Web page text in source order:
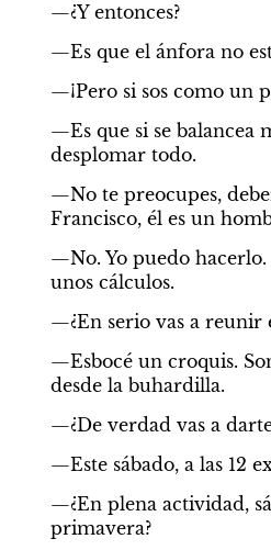
—¿Y entonces?
—Es que el ánfora no
—¡Pero si sos como un
—Es que si se balancea
desplomar todo.
—No te preocupes,
Francisco, él es un
—No. Yo puedo hacerlo.
unos cálculos.
—¿En serio vas a reunir
—Esbocé un croquis.
desde la buhardilla.
—¿De verdad vas a
—Este sábado, a las 12
—¿En plena actividad,
primavera?